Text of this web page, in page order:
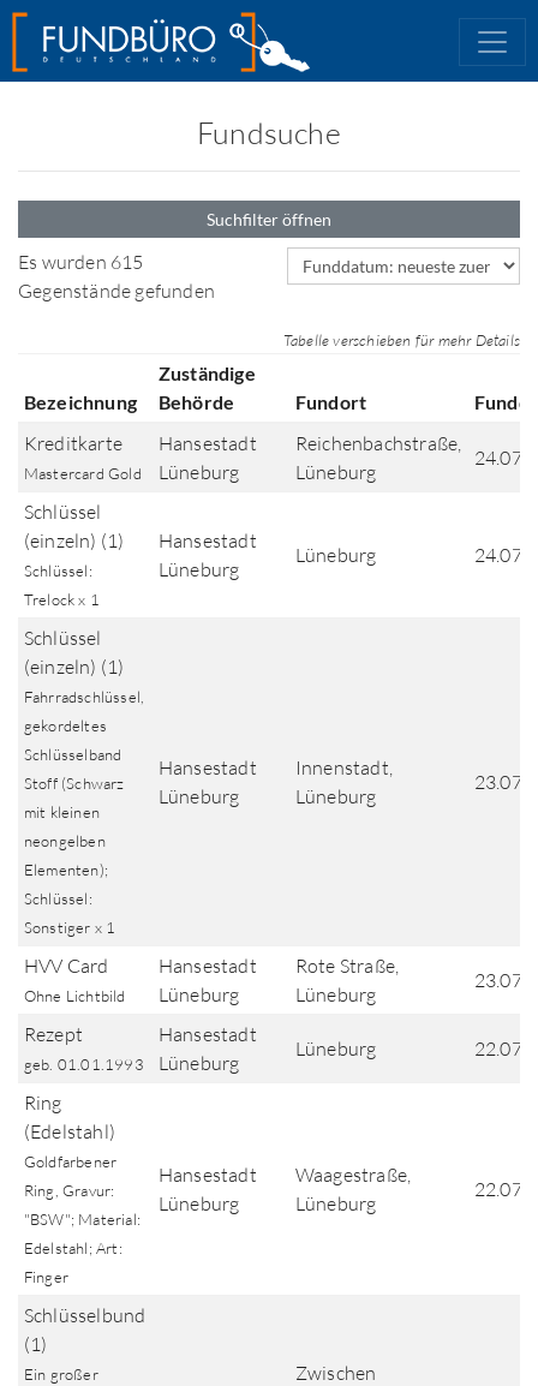
Fundsuche
Suchfilter öffnen
Es wurden 615
Gegenstände gefunden
Sortierfeld
Tabelle verschieben für mehr Details
Bezeichnung
Zuständige
Behörde
Fundort
Kreditkarte
Mastercard Gold
Hansestadt
Lüneburg
Reichenbachstraße,
Lüneburg
Schlüssel
(einzeln) (1)
Schlüssel:
Trelock x 1
Hansestadt
Lüneburg
Lüneburg
Schlüssel
(einzeln) (1)
Fahrradschlüssel,
gekordeltes
Schlüsselband
Stoff (Schwarz
mit kleinen
neongelben
Elementen);
Schlüssel:
Sonstiger x 1
Hansestadt
Lüneburg
Innenstadt,
Lüneburg
HVV Card
Ohne Lichtbild
Hansestadt
Lüneburg
Rote Straße,
Lüneburg
Rezept
geb. 01.01.1993
Hansestadt
Lüneburg
Lüneburg
Ring
(Edelstahl)
Goldfarbener
Ring, Gravur:
"BSW"; Material:
Edelstahl; Art:
Finger
Hansestadt
Lüneburg
Waagestraße,
Lüneburg
Schlüsselbund
(1)
Ein großer
Zwischen